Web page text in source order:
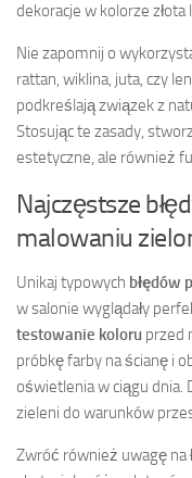
dekoracje w kolorze złota
Nie zapomnij o
rattan, wiklina, juta, czy
podkreślają związek z
Stosując te zasady,
estetyczne, ale również
Najczęstsze
malowaniu
Unikaj typowych błędów
w salonie wyglądały
testowanie koloru przed
próbkę farby na ścianę i
oświetlenia w ciągu dnia.
zieleni do warunków
Zwróć również uwagę na